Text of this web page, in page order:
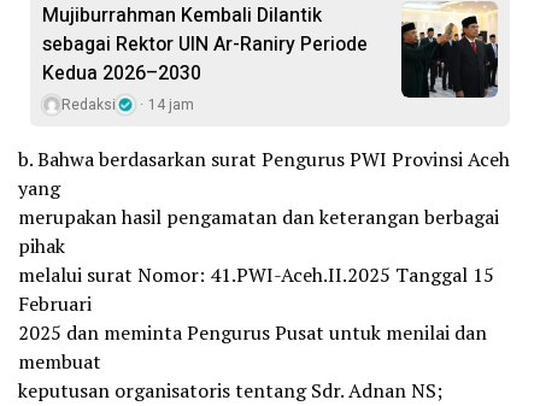
Mujiburrahman Kembali Dilantik
sebagai Rektor UIN Ar-Raniry Periode
Kedua 2026–2030
Redaksi 14 jam
b. Bahwa berdasarkan surat Pengurus PWI Provinsi Aceh
yang
merupakan hasil pengamatan dan keterangan berbagai
pihak
melalui surat Nomor: 41.PWI-Aceh.II.2025 Tanggal 15
Februari
2025 dan meminta Pengurus Pusat untuk menilai dan
membuat
keputusan organisatoris tentang Sdr. Adnan NS;